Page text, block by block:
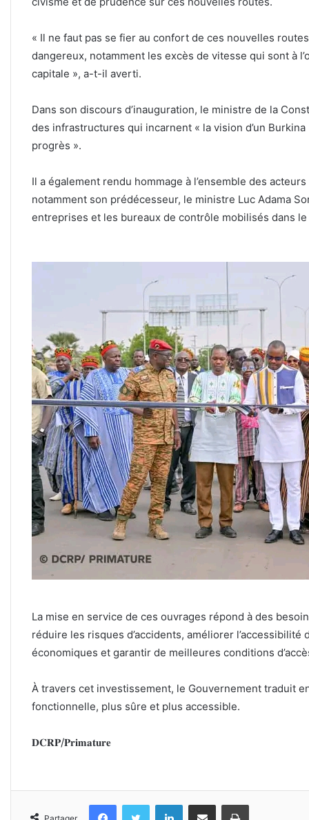
‎« Il ne faut pas se fier au confort de ces nouvelles
dangereux, notamment les excès de vitesse qui sont à
capitale », a-t-il averti.
‎Dans son discours d’inauguration, le ministre de la
des infrastructures qui incarnent « la vision d’un
progrès ».
‎Il a également rendu hommage à l’ensemble des
notamment son prédécesseur, le ministre Luc Adama
entreprises et les bureaux de contrôle mobilisés dans
‎La mise en service de ces ouvrages répond à des
réduire les risques d’accidents, améliorer
économiques et garantir de meilleures conditions
‎À travers cet investissement, le Gouvernement traduit
fonctionnelle, plus sûre et plus accessible.
‎𝐃𝐂𝐑𝐏/𝐏𝐫𝐢𝐦𝐚𝐭𝐮𝐫𝐞
FacebookTwitter LinkedinPartager par email Imprimer